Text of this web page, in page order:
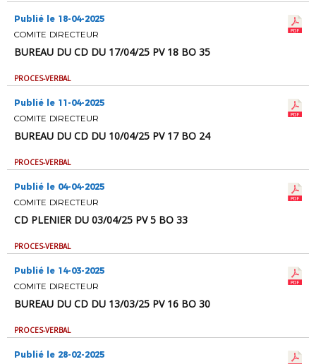
Publié le 18-04-2025
COMITE DIRECTEUR
BUREAU DU CD DU 17/04/25 PV 18 BO 35
PROCES-VERBAL
Publié le 11-04-2025
COMITE DIRECTEUR
BUREAU DU CD DU 10/04/25 PV 17 BO 24
PROCES-VERBAL
Publié le 04-04-2025
COMITE DIRECTEUR
CD PLENIER DU 03/04/25 PV 5 BO 33
PROCES-VERBAL
Publié le 14-03-2025
COMITE DIRECTEUR
BUREAU DU CD DU 13/03/25 PV 16 BO 30
PROCES-VERBAL
Publié le 28-02-2025